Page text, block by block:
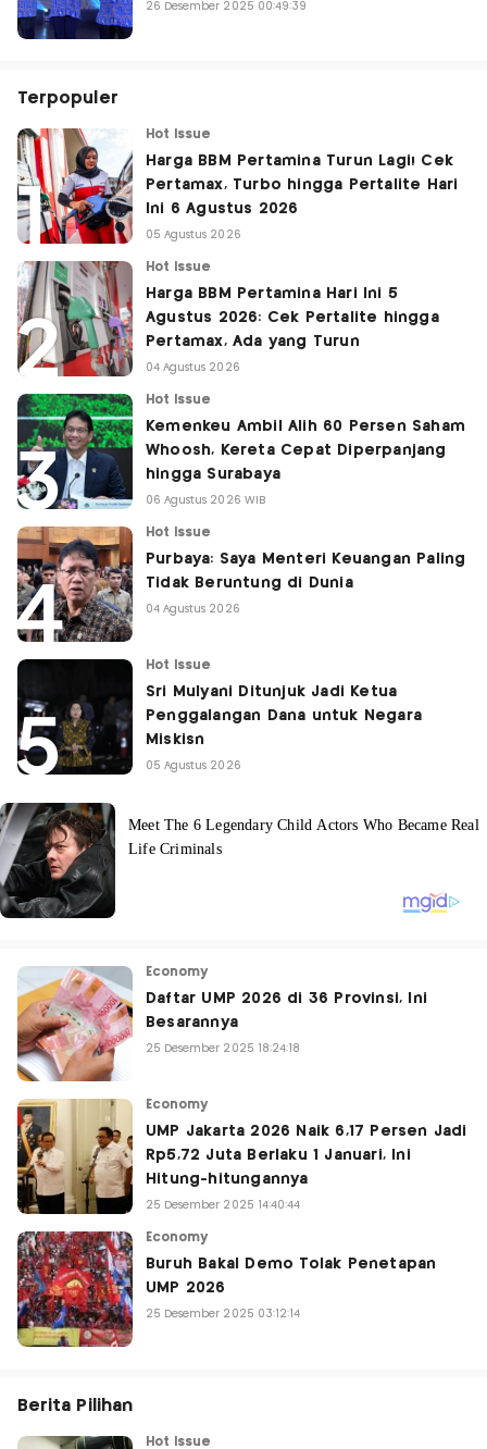
26 Desember 2025 00:49:39
Terpopuler
Hot Issue
Harga BBM Pertamina Turun Lagi! Cek
Pertamax, Turbo hingga Pertalite Hari
Ini 6 Agustus 2026
05 Agustus 2026
Hot Issue
Harga BBM Pertamina Hari Ini 5
Agustus 2026: Cek Pertalite hingga
Pertamax, Ada yang Turun
04 Agustus 2026
Hot Issue
Kemenkeu Ambil Alih 60 Persen Saham
Whoosh, Kereta Cepat Diperpanjang
hingga Surabaya
06 Agustus 2026 WIB
Hot Issue
Purbaya: Saya Menteri Keuangan Paling
Tidak Beruntung di Dunia
04 Agustus 2026
Hot Issue
Sri Mulyani Ditunjuk Jadi Ketua
Penggalangan Dana untuk Negara
Miskisn
05 Agustus 2026
Economy
Daftar UMP 2026 di 36 Provinsi, Ini
Besarannya
25 Desember 2025 18:24:18
Economy
UMP Jakarta 2026 Naik 6,17 Persen Jadi
Rp5,72 Juta Berlaku 1 Januari, Ini
Hitung-hitungannya
25 Desember 2025 14:40:44
Economy
Buruh Bakal Demo Tolak Penetapan
UMP 2026
25 Desember 2025 03:12:14
Berita Pilihan
Hot Issue